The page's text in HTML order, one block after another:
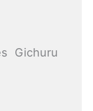
Gichuru